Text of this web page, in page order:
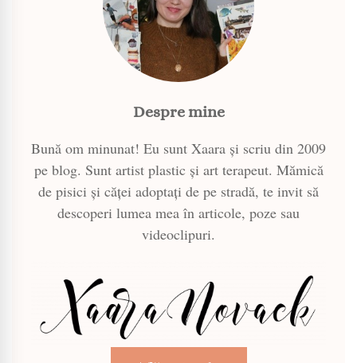
Despre mine
Bună om minunat! Eu sunt Xaara și scriu din 2009
pe blog. Sunt artist plastic și art terapeut. Mămică
de pisici și căței adoptați de pe stradă, te invit să
descoperi lumea mea în articole, poze sau
videoclipuri.